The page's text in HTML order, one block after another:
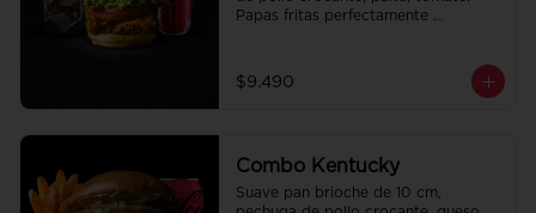
Papas fritas perfectamente
350cc a elección.
$9.490
Combo Kentucky
Suave pan brioche de 10 cm,